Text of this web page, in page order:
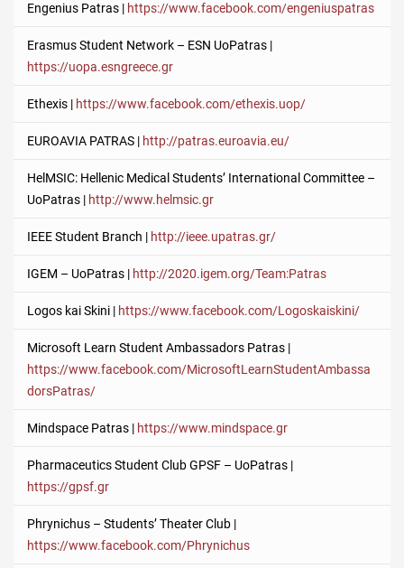
Engenius Patras | https://www.facebook.com/engeniuspatras
Erasmus Student Network – ESN UoPatras |
https://uopa.esngreece.gr
Ethexis | https://www.facebook.com/ethexis.uop/
EUROAVIA PATRAS | http://patras.euroavia.eu/
HelMSIC: Hellenic Medical Students’ International Committee –
UoPatras | http://www.helmsic.gr
IEEE Student Branch | http://ieee.upatras.gr/
IGEM – UoPatras | http://2020.igem.org/Team:Patras
Logos kai Skini | https://www.facebook.com/Logoskaiskini/
Microsoft Learn Student Ambassadors Patras |
https://www.facebook.com/MicrosoftLearnStudentAmbassa
dorsPatras/
Mindspace Patras | https://www.mindspace.gr
Pharmaceutics Student Club GPSF – UoPatras |
https://gpsf.gr
Phrynichus – Students’ Theater Club |
https://www.facebook.com/Phrynichus